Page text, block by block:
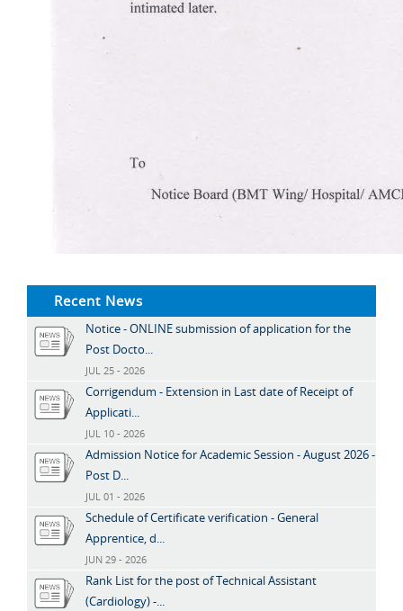
Recent News
Notice - ONLINE submission of application for the
Post Docto...
JUL 25 - 2026
Corrigendum - Extension in Last date of Receipt of
Applicati...
JUL 10 - 2026
Admission Notice for Academic Session - August 2026 -
Post D...
JUL 01 - 2026
Schedule of Certificate verification - General
Apprentice, d...
JUN 29 - 2026
Rank List for the post of Technical Assistant
(Cardiology) -...